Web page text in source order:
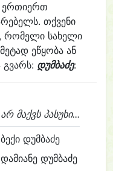
ერთიერთ
თქვენი
რომელი სახელი
ეწყობა ან
გვარს: დუმბაძე:
არ მაქვს პასუხი...
ბექი დუმბაძე
დამიანე დუმბაძე